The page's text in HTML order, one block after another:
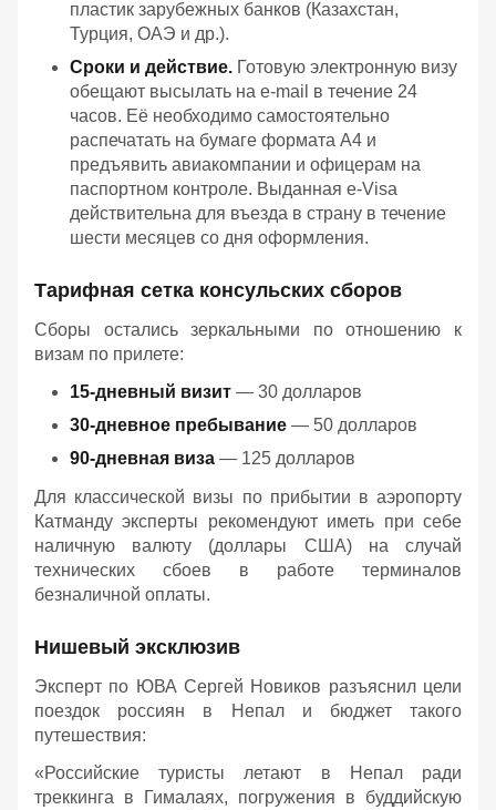
пластик зарубежных банков (Казахстан,
Турция, ОАЭ и др.).
Сроки и действие. Готовую электронную визу
обещают высылать на e-mail в течение 24
часов. Её необходимо самостоятельно
распечатать на бумаге формата А4 и
предъявить авиакомпании и офицерам на
паспортном контроле. Выданная e-Visa
действительна для въезда в страну в течение
шести месяцев со дня оформления.
Тарифная сетка консульских сборов
Сборы остались зеркальными по отношению к
визам по прилете:
15-дневный визит — 30 долларов
30-дневное пребывание — 50 долларов
90-дневная виза — 125 долларов
Для классической визы по прибытии в аэропорту
Катманду эксперты рекомендуют иметь при себе
наличную валюту (доллары США) на случай
технических сбоев в работе терминалов
безналичной оплаты.
Нишевый эксклюзив
Эксперт по ЮВА Сергей Новиков разъяснил цели
поездок россиян в Непал и бюджет такого
путешествия:
«Российские туристы летают в Непал ради
треккинга в Гималаях, погружения в буддийскую